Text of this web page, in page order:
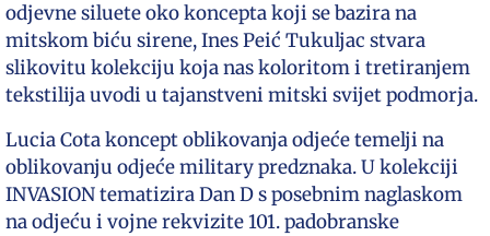
odjevne siluete oko koncepta koji se bazira na
mitskom biću sirene, Ines Peić Tukuljac stvara
slikovitu kolekciju koja nas koloritom i tretiranjem
tekstilija uvodi u tajanstveni mitski svijet podmorja.
Lucia Cota koncept oblikovanja odjeće temelji na
oblikovanju odjeće military predznaka. U kolekciji
INVASION tematizira Dan D s posebnim naglaskom
na odjeću i vojne rekvizite 101. padobranske